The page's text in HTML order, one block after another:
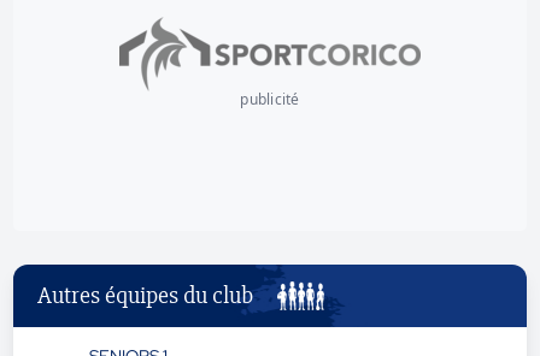
publicité
Autres équipes du club